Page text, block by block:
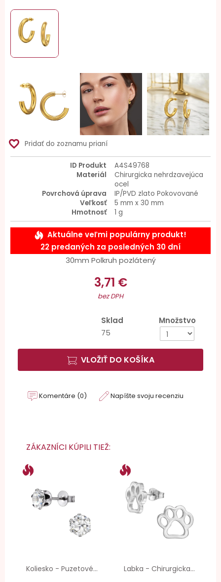
favorite_border Pridať do zoznamu prianí
ID Produkt
A4S49768
Materiál
Chirurgicka nehrdzavejúca
ocel
Povrchová úprava
IP/PVD zlato Pokovované
Veľkosť
5 mm x 30 mm
Hmotnosť
1 g
Aktuálne veľmi populárny produkt!
22 predaných za posledných 30 dní
30mm Polkruh pozlátený
3,71 €
bez DPH
Sklad
75
Množstvo
VLOŽIŤ DO KOŠÍKA
Komentáre (0) Napíšte svoju recenziu
ZÁKAZNÍCI KÚPILI TIEŽ:
Koliesko - Puzetové... Labka - Chirurgicka...